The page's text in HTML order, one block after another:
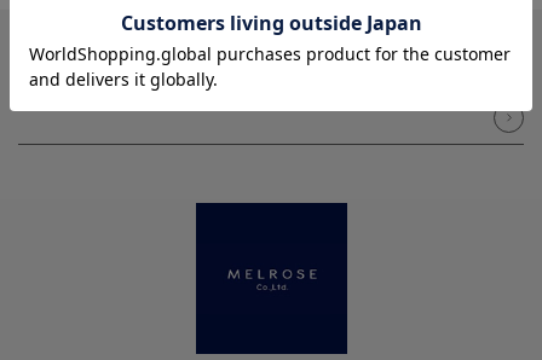
NEWSLETTER メルマガ登録